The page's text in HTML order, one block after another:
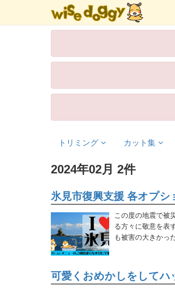
トリミング カット集
2024年02月 2件
氷見市復興支援 各オプシ
この度の地震で被
る方々に敬意を表
も被害の大きかっ
可愛くおめかしをして